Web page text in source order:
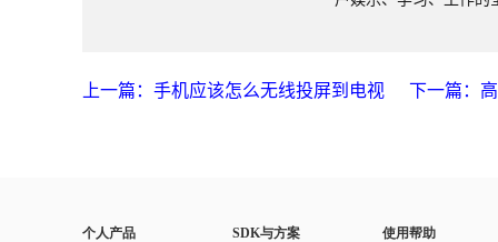
上一篇：手机应该怎么无线投屏到电视 下一篇：
个人产品
SDK与方案
使用帮助